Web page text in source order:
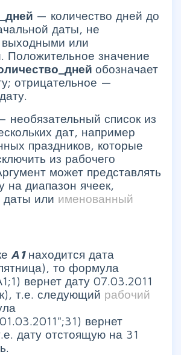
— количество дней до
даты, не
или
Положительное значение
обозначает
отрицательное —
необязательный список из
дат, например
праздников, которые
из рабочего
может представлять
на диапазон ячеек,
или именованный
А1 находится дата
то формула
вернет дату 07.03.2011
т.е. следующий рабочий
вернет
дату отстоящую на 31